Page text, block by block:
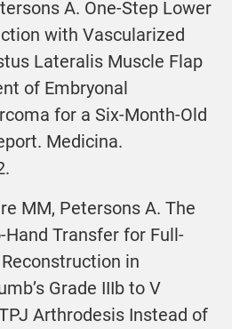
A. One-Step Lower
with Vascularized
Lateralis Muscle Flap
of Embryonal
for a Six-Month-Old
Medicina.
MM, Petersons A. The
Hand Transfer for Full-
in
Grade IIIb to V
Arthrodesis Instead of